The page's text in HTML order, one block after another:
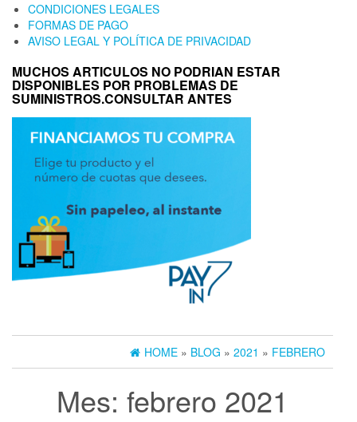
CONDICIONES LEGALES
FORMAS DE PAGO
AVISO LEGAL Y POLÍTICA DE PRIVACIDAD
MUCHOS ARTICULOS NO PODRIAN ESTAR
DISPONIBLES POR PROBLEMAS DE
SUMINISTROS.CONSULTAR ANTES
HOME » BLOG » 2021 » FEBRERO
Mes: febrero 2021